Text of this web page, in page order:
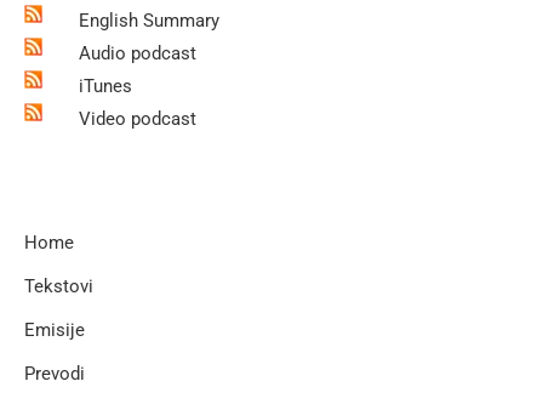
English Summary
Audio podcast
iTunes
Video podcast
Home
Tekstovi
Emisije
Prevodi